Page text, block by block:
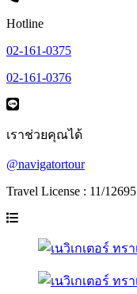
Hotline
02-161-0375
02-161-0376
เราช่วยคุณได้
@navigatortour
Travel License : 11/12695